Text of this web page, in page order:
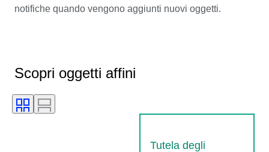
notifiche quando vengono aggiunti nuovi oggetti.
Scopri oggetti affini
Tutela degli